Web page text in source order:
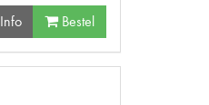
Info
Bestel